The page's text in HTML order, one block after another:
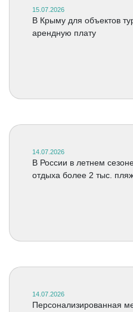
15.07.2026
В Крыму для объектов
арендную плату
14.07.2026
В России в летнем
отдыха более 2 тыс.
14.07.2026
Персонализированная